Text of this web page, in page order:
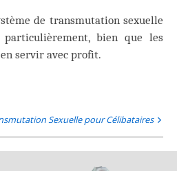
de transmutation sexuelle
bien que les
servir avec profit.
Sexuelle pour Célibataires